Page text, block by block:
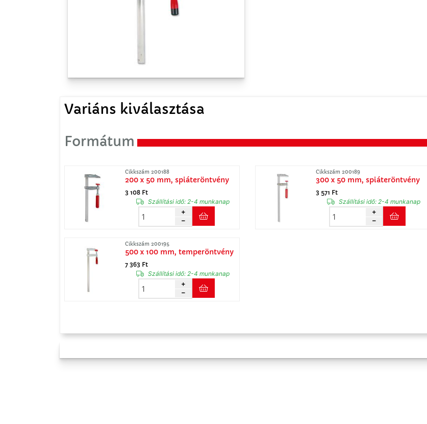
Variáns kiválasztása
Formátum
Cikkszám 200188
200 x 50 mm, spiáteröntvény
3 108 Ft
Szállítási idő: 2-4 munkanap
Cikkszám 200189
300 x 50 mm, spiáteröntvény
3 571 Ft
Szállítási idő: 2-4 munkanap
Cikkszám 200195
500 x 100 mm, temperöntvény
7 363 Ft
Szállítási idő: 2-4 munkanap